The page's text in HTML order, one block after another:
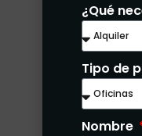
¿Qué
Tipo de
Nombre